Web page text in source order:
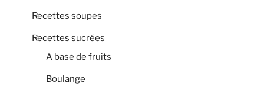
Recettes soupes
Recettes sucrées
A base de fruits
Boulange